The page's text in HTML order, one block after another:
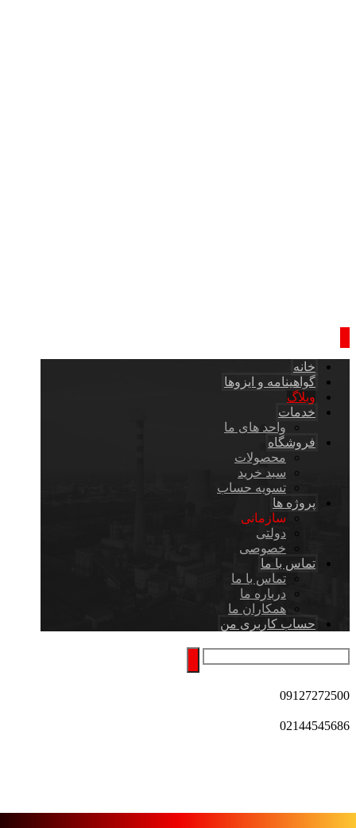
خانه
گواهینامه و ایزوها
وبلاگ
خدمات
واحد های ما
فروشگاه
محصولات
سبد خرید
تسویه حساب
پروژه ها
سازمانی
دولتی
خصوصی
تماس با ما
تماس با ما
درباره ما
همکاران ما
حساب کاربری من
09127272500
02144545686